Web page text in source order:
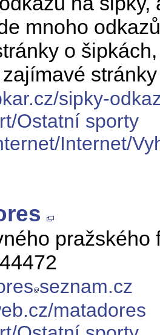
mnoho
o
sipky-
Ostatní sporty
Internet/
pražského
seznam.cz
matadores